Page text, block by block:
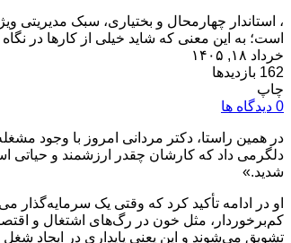
، استاندار چهارمحال و بختیاری، سبک مدیریتی
است؛ به این معنی که شاید خیلی از کارها در
خرداد ۱۸, ۱۴۰۵
162 بازدیدها
چاپ
0 دیدگاه ها
در همین راستا، دکتر مردانی امروز با وجود
دلگرمی داد که کارشان چقدر ارزشمند و حیاتی
شدید.»
او در ادامه تأکید کرد که وقتی یک
کم‌برخوردار، مثل خون در رگ‌های اشتغال و
تشویق می‌شوند و این یعنی پایداری در ایجاد